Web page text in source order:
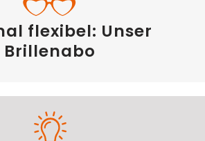
flexibel: Unser
Brillenabo